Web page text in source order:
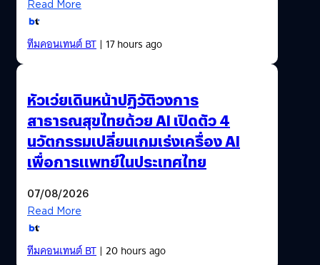
Read More
ทีมคอนเทนต์ BT| 17 hours ago
หัวเว่ยเดินหน้าปฏิวัติวงการ
สาธารณสุขไทยด้วย AI เปิดตัว 4
นวัตกรรมเปลี่ยนเกมเร่งเครื่อง AI
เพื่อการแพทย์ในประเทศไทย
07/08/2026
Read More
ทีมคอนเทนต์ BT| 20 hours ago